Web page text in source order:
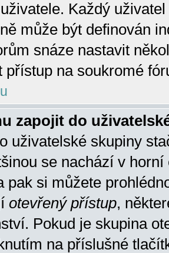
Každý
může být definován
snáze nastavit
přístup na soukromé
zapojit do
uživatelské skupiny
se nachází v horní
pak si můžete
otevřený přístup,
Pokud je skupina
na příslušné